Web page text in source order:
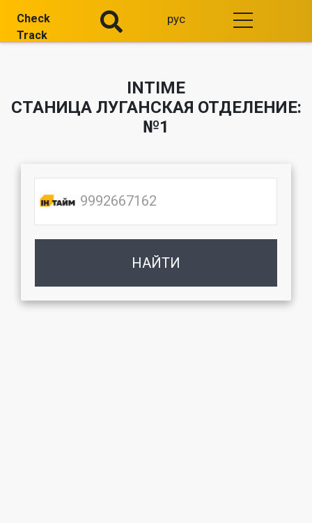
Check
Track
рус
INTIME
СТАНИЦА ЛУГАНСКАЯ ОТДЕЛЕНИЕ:
№1
НАЙТИ